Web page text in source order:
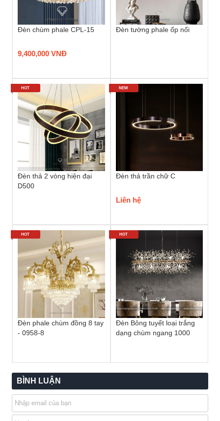
Đèn chùm phale CPL-15
9,400,000 VNĐ
Đèn tường phale ốp nổi
Đèn thả 2 vòng hiện đại
D500
HOT
Đèn thả trần chữ C
Liên hệ
NEW
Đèn phale chùm đồng 8 tay
- 0958-8
HOT
Đèn Bông tuyết loại trắng
dạng chùm ngang 1000
HOT
BÌNH LUẬN